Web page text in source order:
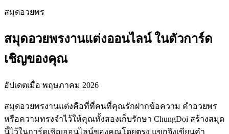
สมุดอวยพร
สมุดอวยพรงานแต่งออนไลน์ ในตัวการ์ด
เชิญของคุณ
อัปเดตเมื่อ พฤษภาคม 2026
สมุดอวยพรงานแต่งคือที่ที่คนที่คุณรักฝากข้อความ คำอวยพร
หรือความทรงจำไว้ให้คุณทั้งสองเก็บรักษา ChungDoi สร้างสมุด
นี้ไว้ในการ์ดเชิญออนไลน์ของคุณโดยตรง แขกจึงเขียนคำ